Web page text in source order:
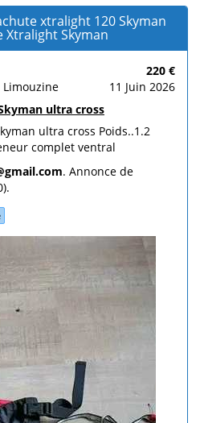
xtralight 120 Skyman
Xtralight Skyman
220 €
Limouzine
11 Juin 2026
ultra cross
ultra cross Poids..1.2
complet ventral
. Annonce de